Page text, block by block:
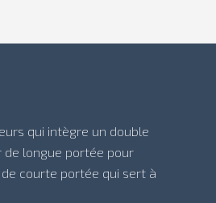
qui intègre un double
de longue portée pour
courte portée qui sert à